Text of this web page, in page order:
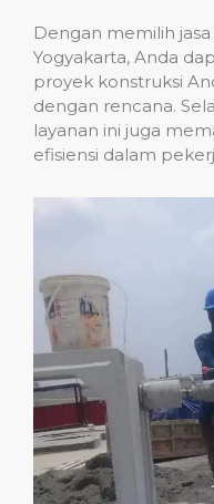
Dengan memilih
Yogyakarta, Anda
proyek konstruksi
dengan rencana.
layanan ini juga
efisiensi dalam